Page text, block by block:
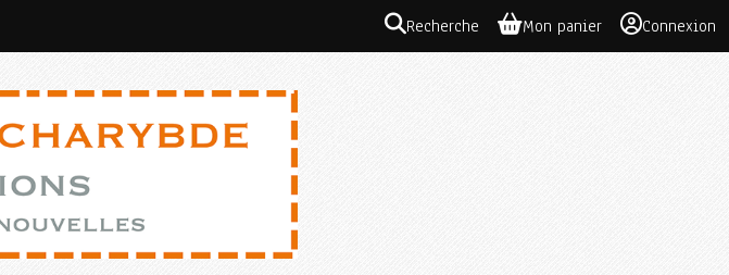
Recherche Mon panier Connexion